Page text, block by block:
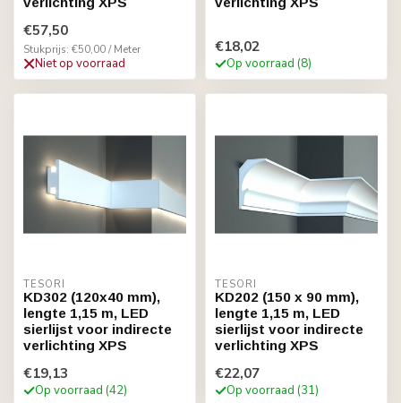
€57,50
Stukprijs: €50,00 / Meter
Niet op voorraad
€18,02
Op voorraad (8)
TESORI
KD302 (120x40 mm),
lengte 1,15 m, LED
sierlijst voor indirecte
verlichting XPS
€19,13
Op voorraad (42)
TESORI
KD202 (150 x 90 mm),
lengte 1,15 m, LED
sierlijst voor indirecte
verlichting XPS
€22,07
Op voorraad (31)